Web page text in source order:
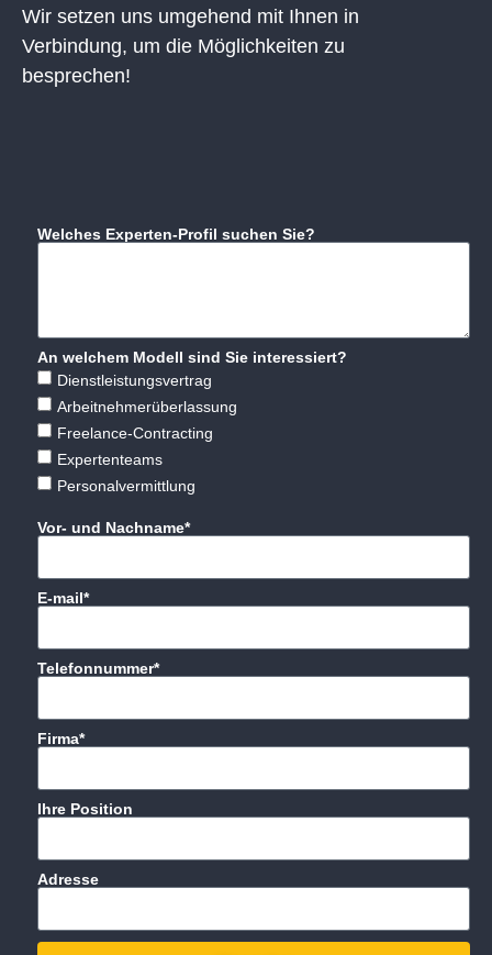
Wir setzen uns umgehend mit Ihnen in
Verbindung, um die Möglichkeiten zu
besprechen!
Welches Experten-Profil suchen Sie?
An welchem Modell sind Sie interessiert?
Dienstleistungsvertrag
Arbeitnehmerüberlassung
Freelance-Contracting
Expertenteams
Personalvermittlung
Vor- und Nachname*
E-mail*
Telefonnummer*
Firma*
Ihre Position
Adresse